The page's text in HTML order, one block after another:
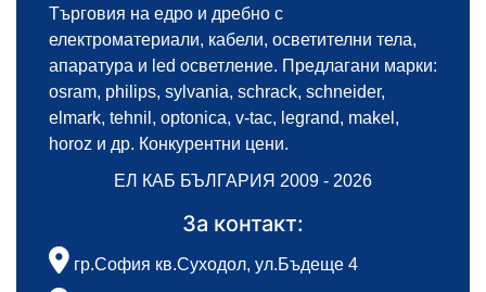
Търговия на едро и дребно с
електроматериали, кабели, осветителни тела,
апаратура и led осветление. Предлагани марки:
osram, philips, sylvania, schrack, schneider,
elmark, tehnil, optonica, v-tac, legrand, makel,
horoz и др. Конкурентни цени.
ЕЛ КАБ БЪЛГАРИЯ 2009 - 2026
За контакт:
гр.София кв.Суходол, ул.Бъдеще 4